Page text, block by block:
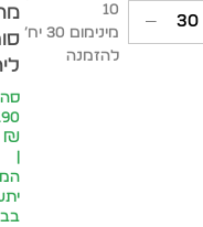
10
מינימום 30 יח׳
להזמנה
₪